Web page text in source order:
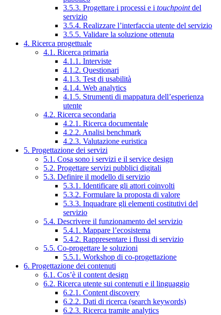
3.5.3. Progettare i processi e i touchpointdel
servizio
3.5.4. Realizzare l’interfaccia utente del servizio
3.5.5. Validare la soluzione ottenuta
4. Ricerca progettuale
4.1. Ricerca primaria
4.1.1. Interviste
4.1.2. Questionari
4.1.3. Test di usabilità
4.1.4. Web analytics
4.1.5. Strumenti di mappatura dell’esperienza
utente
4.2. Ricerca secondaria
4.2.1. Ricerca documentale
4.2.2. Analisi benchmark
4.2.3. Valutazione euristica
5. Progettazione dei servizi
5.1. Cosa sono i servizi e il service design
5.2. Progettare servizi pubblici digitali
5.3. Definire il modello di servizio
5.3.1. Identificare gli attori coinvolti
5.3.2. Formulare la proposta di valore
5.3.3. Inquadrare gli elementi costitutivi del
servizio
5.4. Descrivere il funzionamento del servizio
5.4.1. Mappare l’ecosistema
5.4.2. Rappresentare i flussi di servizio
5.5. Co-progettare le soluzioni
5.5.1. Workshop di co-progettazione
6. Progettazione dei contenuti
6.1. Cos’è il content design
6.2. Ricerca utente sui contenuti e il linguaggio
6.2.1. Content discovery
6.2.2. Dati di ricerca (search keywords)
6.2.3. Ricerca tramite analytics